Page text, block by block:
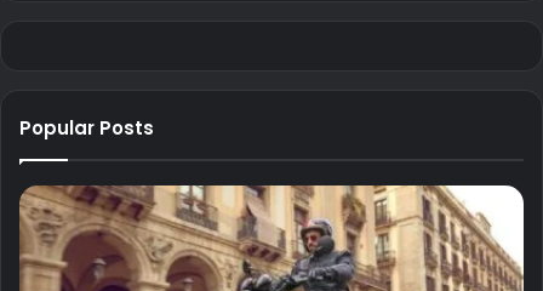
Popular Posts